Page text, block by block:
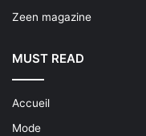
Zeen magazine
MUST READ
Accueil
Mode